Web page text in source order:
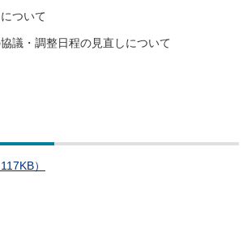
ついて
議・調整日程の見直しについて
）